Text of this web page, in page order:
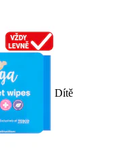
Dítě